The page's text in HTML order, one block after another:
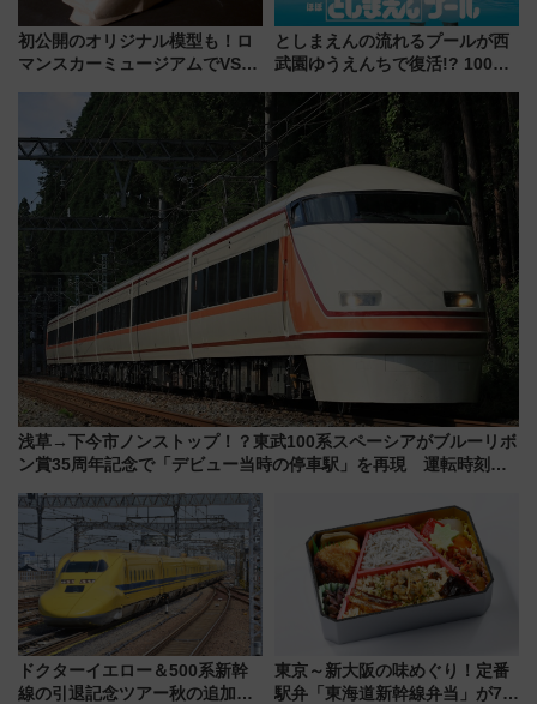
初公開のオリジナル模型も！ロ
マンスカーミュージアムでVSE
15日スタート
としまえんの流れるプールが西
武園ゆうえんちで復活!? 100周
イダー」に注目 2026年夏は所
沢へ遊びに行こう
浅草→下今市ノンストップ！？東武100系スペーシアがブルーリボ
ン賞35周年記念で「デビュー当時の停車駅」を再現 運転時刻や
ドクターイエロー＆500系新幹
線の引退記念ツアー秋の追加企
東京～新大阪の味めぐり！定番
駅弁「東海道新幹線弁当」が7月